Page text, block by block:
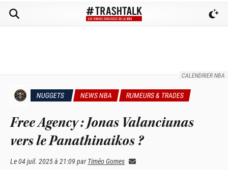
CALENDRIER NBA
NUGGETS NEWS NBA RUMEURS & TRADES
Free Agency : Jonas Valanciunas
vers le Panathinaikos ?
Le04 juil. 2025 à 21:09par Timéo Gomes